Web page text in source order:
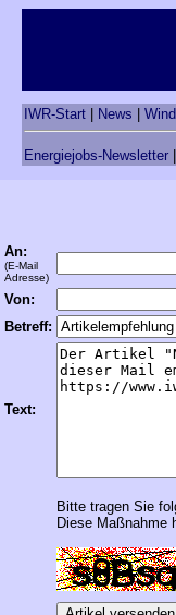
IWR-Start News
Energiejobs-Newsletter
An:
(E-Mail
Adresse)
Von:
Betreff:
Text:
Bitte tragen Sie
Diese Maßnahme